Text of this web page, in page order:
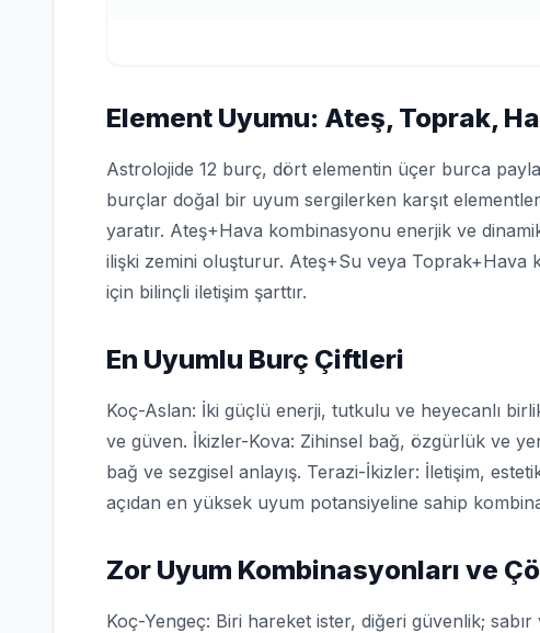
Element Uyumu: Ateş, Toprak,
Astrolojide 12 burç, dört elementin üçer burca
burçlar doğal bir uyum sergilerken karşıt
yaratır. Ateş+Hava kombinasyonu enerjik ve
ilişki zemini oluşturur. Ateş+Su veya Toprak+Hava
için bilinçli iletişim şarttır.
En Uyumlu Burç Çiftleri
Koç-Aslan: İki güçlü enerji, tutkulu ve heyecanlı
ve güven. İkizler-Kova: Zihinsel bağ, özgürlük ve
bağ ve sezgisel anlayış. Terazi-İkizler: İletişim,
açıdan en yüksek uyum potansiyeline sahip
Zor Uyum Kombinasyonları ve
Koç-Yengeç: Biri hareket ister, diğeri güvenlik;